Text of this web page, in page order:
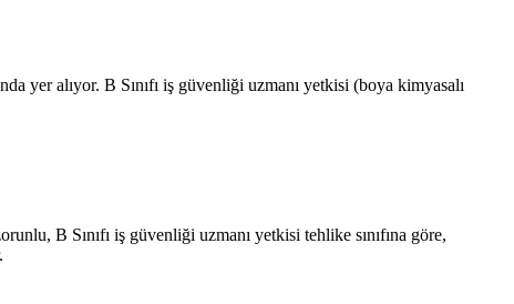
yer alıyor. B Sınıfı iş güvenliği uzmanı yetkisi (boya kimyasalı
B Sınıfı iş güvenliği uzmanı yetkisi tehlike sınıfına göre,